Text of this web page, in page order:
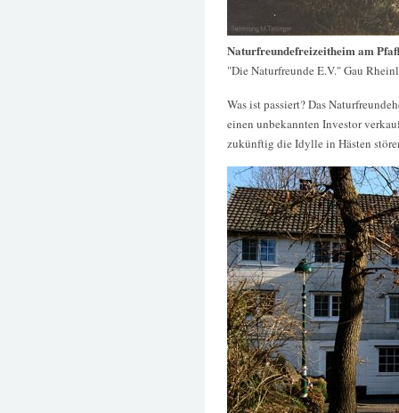
Naturfreundefreizeitheim am
"Die Naturfreunde E.V." Gau
Was ist passiert? Das
einen unbekannten Investor
zukünftig die Idylle in Hästen